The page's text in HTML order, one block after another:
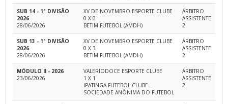
SUB 14 - 1ª DIVISÃO
2026
28/06/2026
XV DE NOVEMBRO ESPORTE CLUBE
0 X 0
BETIM FUTEBOL (AMDH)
ÁRBITRO
ASSISTENTE
2
SUB 13 - 1ª DIVISÃO
2026
28/06/2026
XV DE NOVEMBRO ESPORTE CLUBE
0 X 3
BETIM FUTEBOL (AMDH)
ÁRBITRO
ASSISTENTE
2
MÓDULO II - 2026
23/06/2026
VALERIODOCE ESPORTE CLUBE
1 X 1
IPATINGA FUTEBOL CLUBE -
SOCIEDADE ANÔNIMA DO FUTEBOL
ÁRBITRO
ASSISTENTE
2